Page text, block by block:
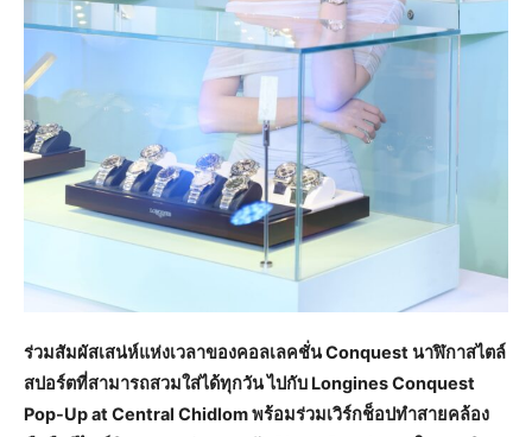
ร่วมสัมผัสเสน่ห์แห่งเวลาของคอลเลคชั่น Conquest นาฬิกาสไตล์
สปอร์ตที่สามารถสวมใส่ได้ทุกวัน ไปกับ Longines Conquest
Pop-Up at Central Chidlom พร้อมร่วมเวิร์กช็อปทำสายคล้อง